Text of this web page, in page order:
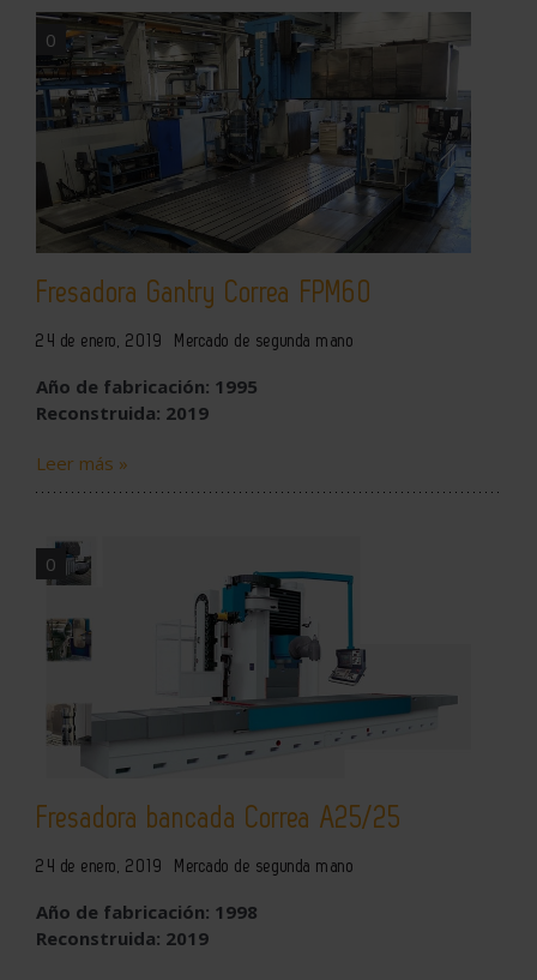
0
Fresadora Gantry Correa FPM60
24 de enero, 2019 Mercado de segunda mano
Año de fabricación: 1995
Reconstruida: 2019
Leer más »
0
Fresadora bancada Correa A25/25
24 de enero, 2019 Mercado de segunda mano
Año de fabricación: 1998
Reconstruida: 2019